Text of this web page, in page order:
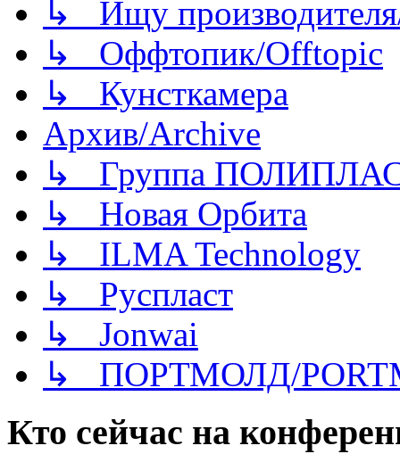
↳ Ищу
↳ Оффтопик/Offtopic
↳ Кунсткамера
Архив/Archive
↳ Группа
↳ Новая Орбита
↳ ILMA Technology
↳ Руспласт
↳ Jonwai
↳ ПОРТМОЛД/
Кто сейчас на